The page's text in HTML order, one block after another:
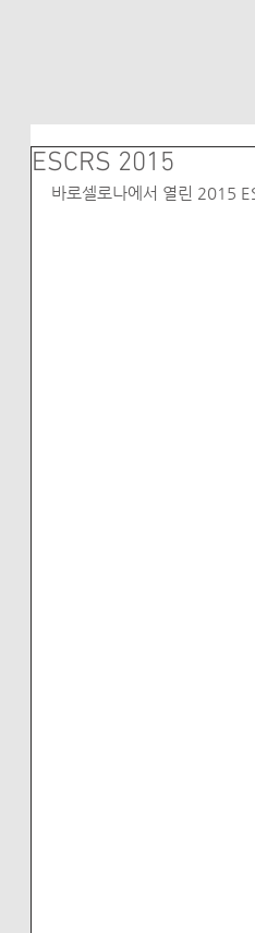
ESCRS 2015
바로셀로나에서 열린 2015